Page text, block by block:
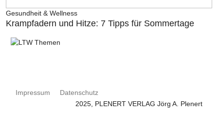
Gesundheit & Wellness
Krampfadern und Hitze: 7 Tipps für Sommertage
Impressum
Datenschutz
2025, PLENERT VERLAG Jörg A. Plenert